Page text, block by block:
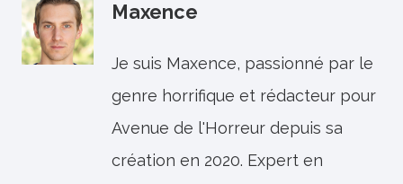
Maxence
Je suis Maxence, passionné par le
genre horrifique et rédacteur pour
Avenue de l'Horreur depuis sa
création en 2020. Expert en